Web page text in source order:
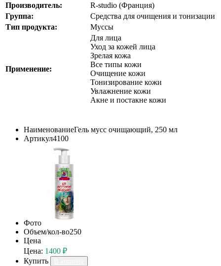
Производитель:
R-studio (Франция)
Группа:
Cредства для очищения и тонизации
Тип продукта:
Муссы
Применение:
Для лица
Уход за кожей лица
Зрелая кожа
Все типы кожи
Очищение кожи
Тонизирование кожи
Увлажнение кожи
Акне и постакне кожи
НаименованиеГель мусс очищающий, 250 мл
Артикул4100
Фото
Объем/кол-во250
Цена
Цена: 1400 ₽
Купить